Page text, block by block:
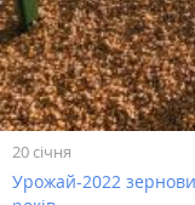
20 січня
Урожай-2022